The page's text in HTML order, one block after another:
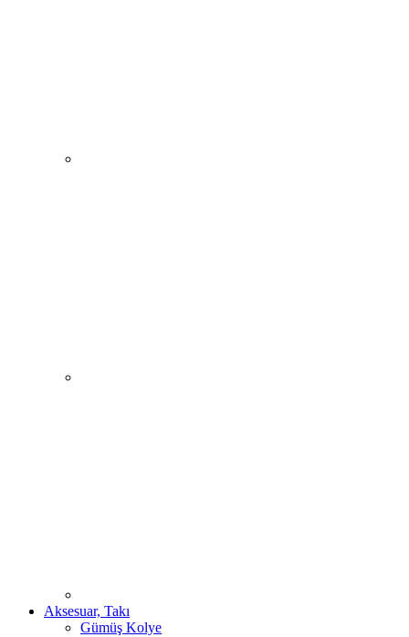
Aksesuar, Takı
Gümüş Kolye